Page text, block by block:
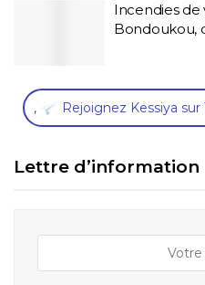
Incendies de
Bondoukou,
, Rejoignez Kessiya sur
Lettre d’information